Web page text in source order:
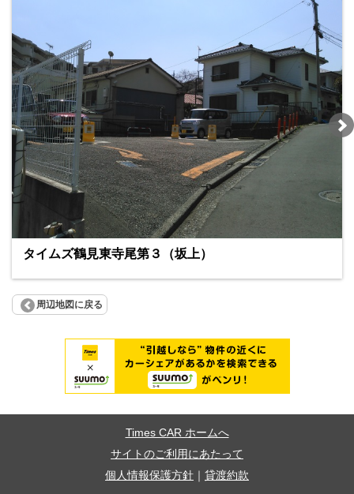
タイムズ鶴見東寺尾第３（坂上）
周辺地図に戻る
Times CAR ホームへ
サイトのご利用にあたって
個人情報保護方針
貸渡約款